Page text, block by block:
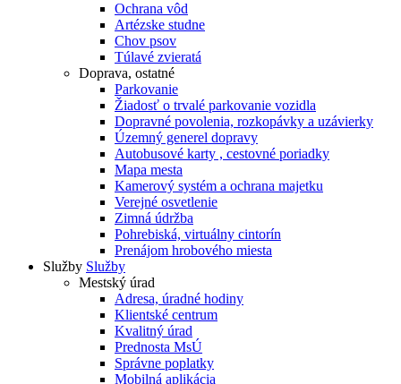
Ochrana vôd
Artézske studne
Chov psov
Túlavé zvieratá
Doprava, ostatné
Parkovanie
Žiadosť o trvalé parkovanie vozidla
Dopravné povolenia, rozkopávky a uzávierky
Územný generel dopravy
Autobusové karty , cestovné poriadky
Mapa mesta
Kamerový systém a ochrana majetku
Verejné osvetlenie
Zimná údržba
Pohrebiská, virtuálny cintorín
Prenájom hrobového miesta
Služby Služby
Mestský úrad
Adresa, úradné hodiny
Klientské centrum
Kvalitný úrad
Prednosta MsÚ
Správne poplatky
Mobilná aplikácia